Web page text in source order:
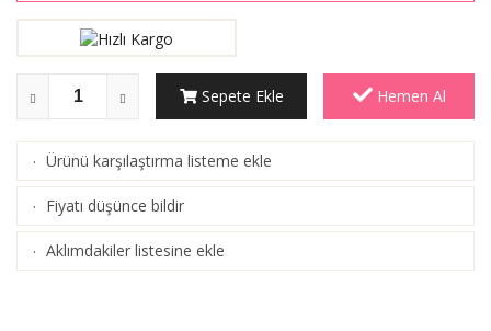
Sepete Ekle Hemen Al
· Ürünü karşılaştırma listeme ekle
(Karşılaştır)
· Fiyatı düşünce bildir
· Aklımdakiler listesine ekle